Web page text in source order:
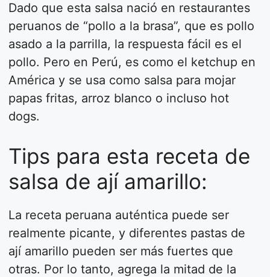
Dado que esta salsa nació en restaurantes
peruanos de “pollo a la brasa”, que es pollo
asado a la parrilla, la respuesta fácil es el
pollo. Pero en Perú, es como el ketchup en
América y se usa como salsa para mojar
papas fritas, arroz blanco o incluso hot
dogs.
Tips para esta receta de
salsa de ají amarillo:
La receta peruana auténtica puede ser
realmente picante, y diferentes pastas de
ají amarillo pueden ser más fuertes que
otras. Por lo tanto, agrega la mitad de la